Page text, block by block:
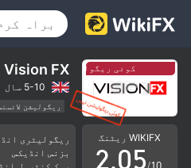
کوئی ریگولیشن نہیںکوئی
Vision FX
5-10 سال
ریگولیشن
کاروباری علاقے
WIKIFX ریٹنگ
0
1
2.0
1
2
3
4
5
بزنس انڈیکس